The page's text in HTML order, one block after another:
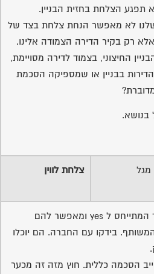
תפגע הצלחת בחזית הבניין.
לא מאפשר הנחת צלחת בצד של
החיצוני, בצמוד לדירה מסויימת,
בבניין או שמספיקה הסכמת
צלחת לווין
אם אינני טועה יש חוק מיוחד המתייחס ל yes ומאפשר להם
בידקו עם החברה. הם יוכלו
הסכמה כללית. חוץ מזה זה מכער